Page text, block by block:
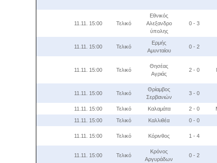
11.11. 15:00 Τελικό
Εθνικός
Αλεξανδρο
ύπολης
0 - 3
11.11. 15:00 Τελικό
Ερμής
Αμυνταίου
0 - 2
11.11. 15:00 Τελικό
Θησέας
Αγριάς
2 - 0
11.11. 15:00 Τελικό
Θρίαμβος
Σερβανιών
3 - 0
11.11. 15:00 Τελικό Καλαμάτα 2 - 0
11.11. 15:00
Τελικό Καλλιθέα 0 - 0
11.11. 15:00 Τελικό Κόρινθος 1 - 4
11.11. 15:00 Τελικό
Κρόνος
Αργυράδων
0 - 2